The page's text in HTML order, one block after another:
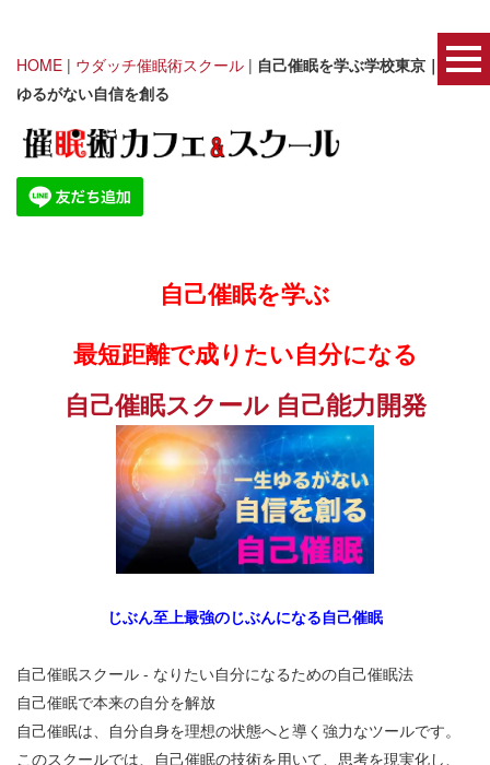
HOME | ウダッチ催眠術スクール | 自己催眠を学ぶ学校東京｜一生
ゆるがない自信を創る
自己催眠を学ぶ
最短距離で成りたい自分になる
自己催眠スクール 自己能力開発
じぶん至上最強のじぶんになる自己催眠
自己催眠スクール - なりたい自分になるための自己催眠法
自己催眠で本来の自分を解放
自己催眠は、自分自身を理想の状態へと導く強力なツールです。
このスクールでは、自己催眠の技術を用いて、思考を現実化し、